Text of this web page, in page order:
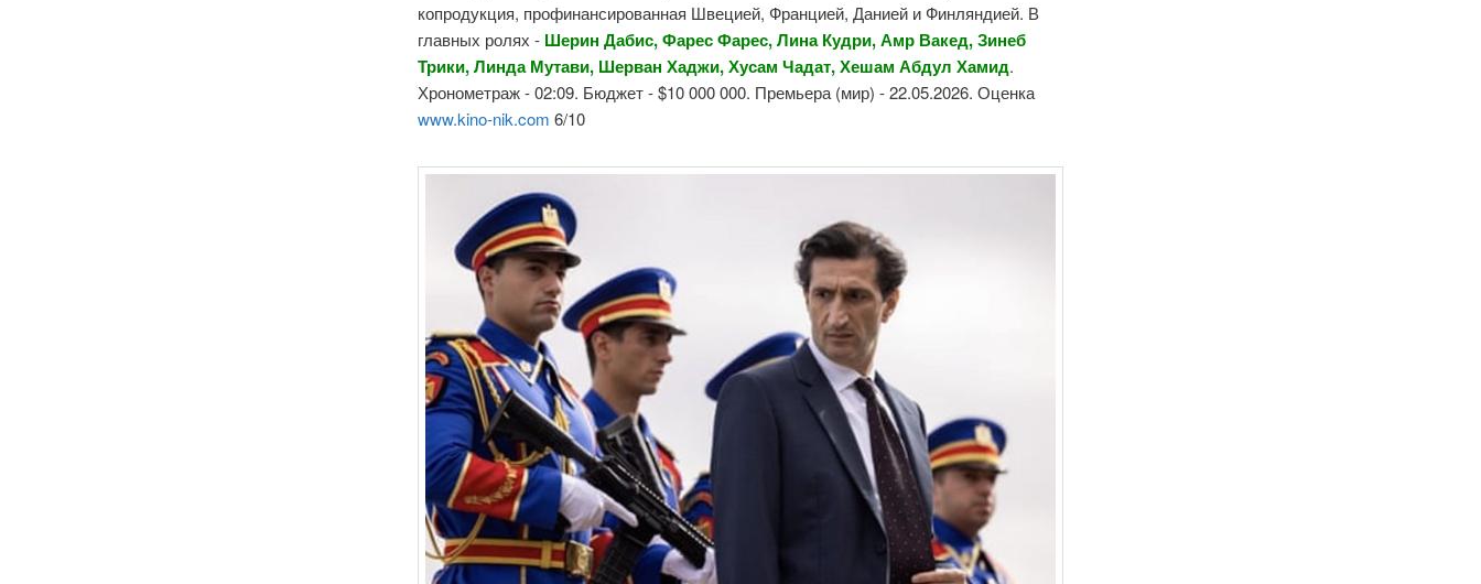
копродукция, профинансированная Швецией, Францией, Данией и Финляндией. В
главных ролях - Шерин Дабис, Фарес Фарес, Лина Кудри, Амр Вакед, Зинеб
Трики, Линда Мутави, Шерван Хаджи, Хусам Чадат, Хешам Абдул Хамид.
Хронометраж - 02:09. Бюджет - $10 000 000. Премьера (мир) - 22.05.2026. Оценка
www.kino-nik.com 6/10